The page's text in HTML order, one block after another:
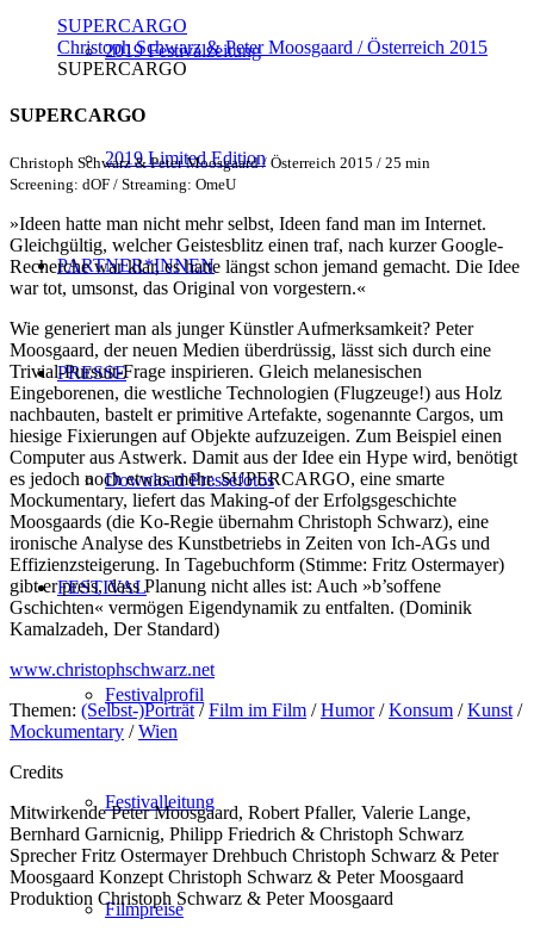
2019 Festivalzeitung
2019 Limited Edition
PARTNER*INNEN
PRESSE
Download Pressefotos
FESTIVAL
Festivalprofil
Festivalleitung
Filmpreise
SUPERCARGO
Christoph Schwarz & Peter Moosgaard / Österreich 2015
SUPERCARGO
SUPERCARGO
Christoph Schwarz & Peter Moosgaard / Österreich 2015 / 25 min
Screening: dOF / Streaming: OmeU
»Ideen hatte man nicht mehr selbst, Ideen fand man im Internet.
Gleichgültig, welcher Geistesblitz einen traf, nach kurzer Google-
Recherche war klar, es hatte längst schon jemand gemacht. Die Idee
war tot, umsonst, das Original von vorgestern.«
Wie generiert man als junger Künstler Aufmerksamkeit? Peter
Moosgaard, der neuen Medien überdrüssig, lässt sich durch eine
Trivial-Pursuit-Frage inspirieren. Gleich melanesischen
Eingeborenen, die westliche Technologien (Flugzeuge!) aus Holz
nachbauten, bastelt er primitive Artefakte, sogenannte Cargos, um
hiesige Fixierungen auf Objekte aufzuzeigen. Zum Beispiel einen
Computer aus Astwerk. Damit aus der Idee ein Hype wird, benötigt
es jedoch noch etwas mehr. SUPERCARGO, eine smarte
Mockumentary, liefert das Making-of der Erfolgsgeschichte
Moosgaards (die Ko-Regie übernahm Christoph Schwarz), eine
ironische Analyse des Kunstbetriebs in Zeiten von Ich-AGs und
Effizienzsteigerung. In Tagebuchform (Stimme: Fritz Ostermayer)
gibt er preis, dass Planung nicht alles ist: Auch »b’soffene
Gschichten« vermögen Eigendynamik zu entfalten. (Dominik
Kamalzadeh, Der Standard)
www.christophschwarz.net
Themen: (Selbst-)Porträt/Film im Film /Humor/Konsum /Kunst /
Mockumentary /Wien
Credits
Mitwirkende Peter Moosgaard, Robert Pfaller, Valerie Lange,
Bernhard Garnicnig, Philipp Friedrich & Christoph Schwarz
Sprecher Fritz Ostermayer Drehbuch Christoph Schwarz & Peter
Moosgaard Konzept Christoph Schwarz & Peter Moosgaard
Produktion Christoph Schwarz & Peter Moosgaard